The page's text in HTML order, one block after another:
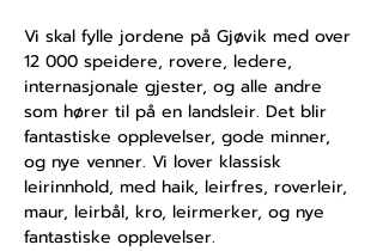
Vi skal fylle jordene på Gjøvik med over
12 000 speidere, rovere, ledere,
internasjonale gjester, og alle andre
som hører til på en landsleir. Det blir
fantastiske opplevelser, gode minner,
og nye venner. Vi lover klassisk
leirinnhold, med haik, leirfres, roverleir,
maur, leirbål, kro, leirmerker, og nye
fantastiske opplevelser.